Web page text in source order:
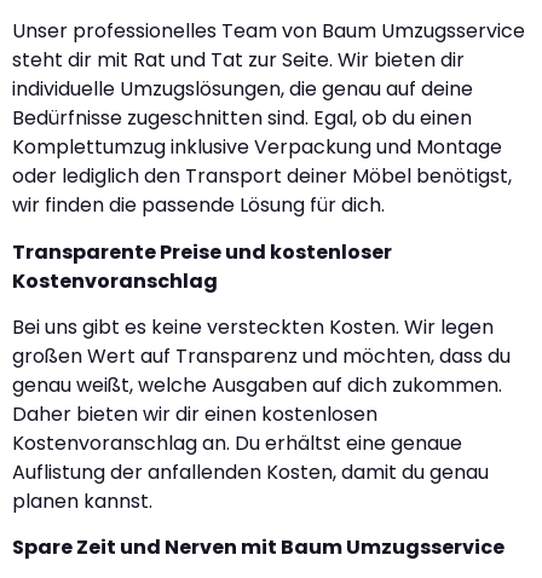
Unser professionelles Team von Baum Umzugsservice
steht dir mit Rat und Tat zur Seite. Wir bieten dir
individuelle Umzugslösungen, die genau auf deine
Bedürfnisse zugeschnitten sind. Egal, ob du einen
Komplettumzug inklusive Verpackung und Montage
oder lediglich den Transport deiner Möbel benötigst,
wir finden die passende Lösung für dich.
Transparente Preise und kostenloser
Kostenvoranschlag
Bei uns gibt es keine versteckten Kosten. Wir legen
großen Wert auf Transparenz und möchten, dass du
genau weißt, welche Ausgaben auf dich zukommen.
Daher bieten wir dir einen kostenlosen
Kostenvoranschlag an. Du erhältst eine genaue
Auflistung der anfallenden Kosten, damit du genau
planen kannst.
Spare Zeit und Nerven mit Baum Umzugsservice